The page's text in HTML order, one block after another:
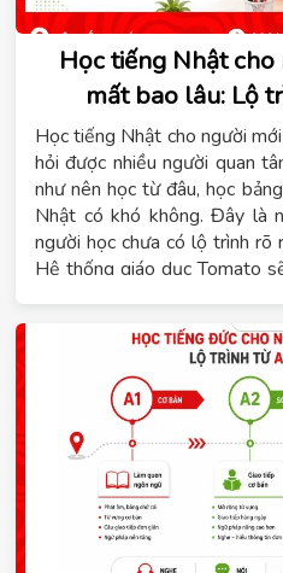
Học tiếng Nhật
mất bao lâu: Lộ
Học tiếng Nhật cho người
hỏi được nhiều người quan
như nên học từ đâu, học
Nhật có khó không. Đây là
người học chưa có lộ trình rõ
Hệ thống giáo dục Tomato
lựa chọn khóa học phù hợp